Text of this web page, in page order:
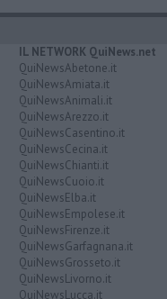
IL NETWORK QuiNews.net
QuiNewsAbetone.it
QuiNewsAmiata.it
QuiNewsAnimali.it
QuiNewsArezzo.it
QuiNewsCasentino.it
QuiNewsCecina.it
QuiNewsChianti.it
QuiNewsCuoio.it
QuiNewsElba.it
QuiNewsEmpolese.it
QuiNewsFirenze.it
QuiNewsGarfagnana.it
QuiNewsGrosseto.it
QuiNewsLivorno.it
QuiNewsLucca.it